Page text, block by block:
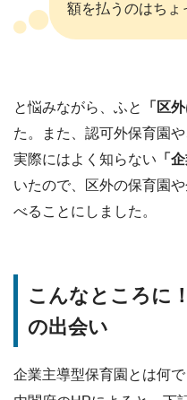
額を払うのはち
と悩みながら、ふと 「区
た。また、認可外保育園
実際にはよく知らない 「
いたので、区外の保育園
べることにしました。
こんなところに
の出会い
企業主導型保育園とは何で